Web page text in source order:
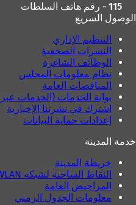
115 - رقم هاتف السلطات
الوصول السريع
التنظيم الإداري
النشرات الصحفية
الوظائف الشاغرة
نظام معلومات المجلس
المناقصات العامة
بوابة الخدمات (الخدمات عبر
اشترك في نشرتنا الإخبارية
إعدادات حماية البيانات
خدمة المدينة
خريطة المدينة
النقاط الساخنة لشبكة WLAN اللاسلكية
المراحيض العامة
معلومات الجدول الزمني